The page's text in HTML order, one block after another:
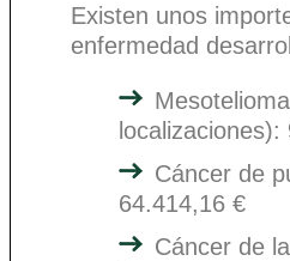
Existen unos
enfermedad
Cáncer de
64.414,16 €
Cáncer de